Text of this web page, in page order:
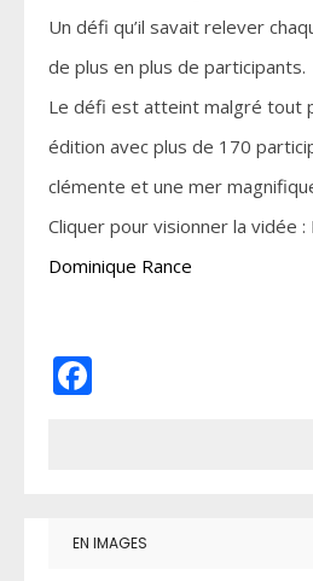
Un défi qu’il savait relever
de plus en plus de participants.
Le défi est atteint malgré tout
édition avec plus de 170
clémente et une mer
Cliquer pour visionner la vidée :
Dominique Rance
EN IMAGES